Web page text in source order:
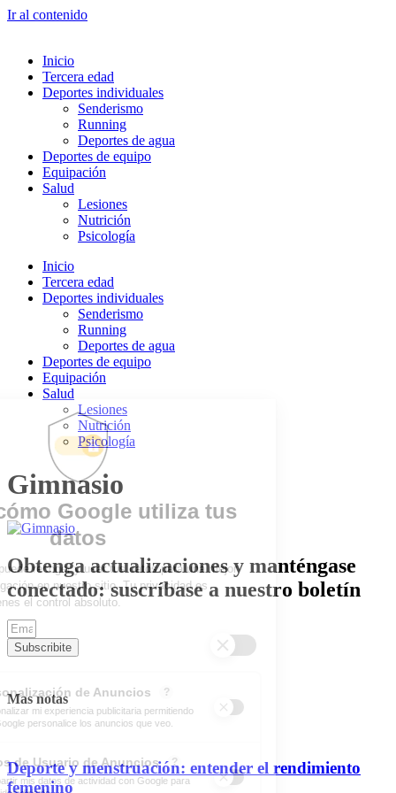
Ir al contenido
Inicio
Tercera edad
Deportes individuales
Senderismo
Running
Deportes de agua
Deportes de equipo
Equipación
Salud
Lesiones
Nutrición
Psicología
Inicio
Tercera edad
Deportes individuales
Senderismo
Running
Deportes de agua
Deportes de equipo
Equipación
Salud
Lesiones
Nutrición
Psicología
Gimnasio
Obtenga actualizaciones y manténgase
conectado: suscríbase a nuestro boletín
Subscribite
Mas notas
Deporte y menstruación: entender el rendimiento
femenino